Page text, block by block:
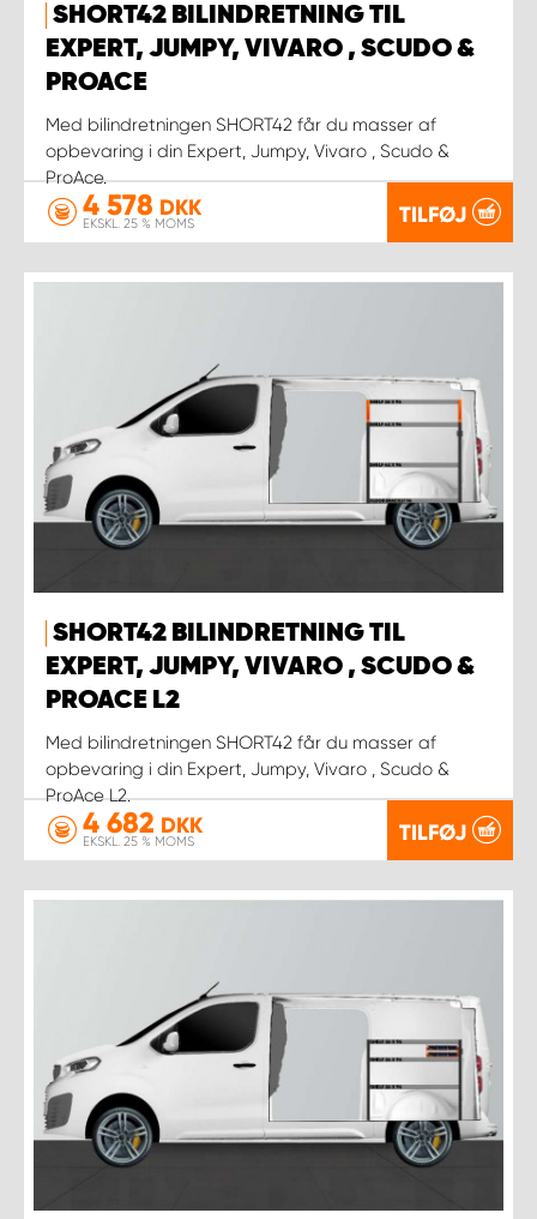
SHORT42 BILINDRETNING TIL
EXPERT, JUMPY, VIVARO , SCUDO &
PROACE
Med bilindretningen SHORT42 får du masser af
opbevaring i din Expert, Jumpy, Vivaro , Scudo &
ProAce.
4 578 DKK
EKSKL. 25 % MOMS TILFØJ
SHORT42 BILINDRETNING TIL
EXPERT, JUMPY, VIVARO , SCUDO &
PROACE L2
Med bilindretningen SHORT42 får du masser af
opbevaring i din Expert, Jumpy, Vivaro , Scudo &
ProAce L2.
4 682 DKK
EKSKL. 25 % MOMS TILFØJ